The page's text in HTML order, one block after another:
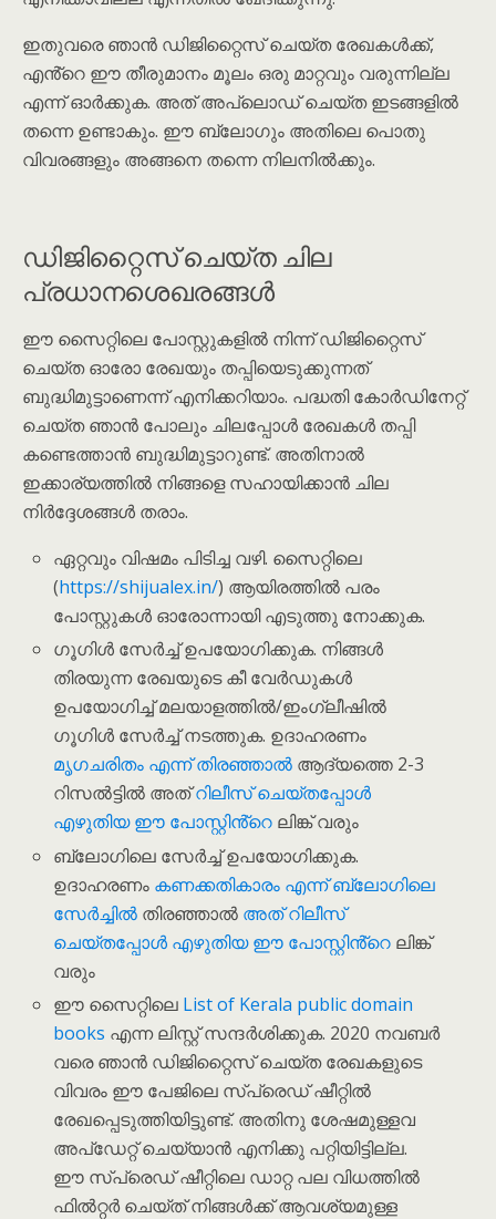
ഇതുവരെ ഞാൻ ഡിജിറ്റൈസ് ചെയ്ത രേഖകൾക്ക്,
എൻ്റെ ഈ തീരുമാനം മൂലം ഒരു മാറ്റവും വരുന്നില്ല
എന്ന് ഓർക്കുക. അത് അപ്‌ലൊഡ് ചെയ്ത ഇടങ്ങളിൽ
തന്നെ ഉണ്ടാകും. ഈ ബ്ലോഗും അതിലെ പൊതു
വിവരങ്ങളും അങ്ങനെ തന്നെ നിലനിൽക്കും.
ഡിജിറ്റൈസ് ചെയ്ത ചില
പ്രധാനശെഖരങ്ങൾ
ഈ സൈറ്റിലെ പോസ്റ്റുകളിൽ നിന്ന് ഡിജിറ്റൈസ്
ചെയ്ത ഓരോ രേഖയും തപ്പിയെടുക്കുന്നത്
ബുദ്ധിമുട്ടാണെന്ന് എനിക്കറിയാം. പദ്ധതി കോർഡിനേറ്റ്
ചെയ്ത ഞാൻ പോലും ചിലപ്പോൾ രേഖകൾ തപ്പി
കണ്ടെത്താൻ ബുദ്ധിമുട്ടാറുണ്ട്. അതിനാൽ
ഇക്കാര്യത്തിൽ നിങ്ങളെ സഹായിക്കാൻ ചില
നിർദ്ദേശങ്ങൾ തരാം.
ഏറ്റവും വിഷമം പിടിച്ച വഴി. സൈറ്റിലെ
(https://shijualex.in/) ആയിരത്തിൽ പരം
പോസ്റ്റുകൾ ഓരോന്നായി എടുത്തു നോക്കുക.
ഗൂഗിൾ സേർച്ച് ഉപയോഗിക്കുക. നിങ്ങൾ
തിരയുന്ന രേഖയുടെ കീ വേർഡുകൾ
ഉപയോഗിച്ച് മലയാളത്തിൽ/ഇംഗ്ലീഷിൽ
ഗൂഗിൾ സേർച്ച് നടത്തുക. ഉദാഹരണം
മൃഗചരിതം എന്ന് തിരഞ്ഞാൽ ആദ്യത്തെ 2-3
റിസൽട്ടിൽ അത്റിലീസ് ചെയ്തപ്പോൾ
എഴുതിയ ഈ പോസ്റ്റിൻ്റെ ലിങ്ക് വരും
ബ്ലോഗിലെ സേർച്ച് ഉപയോഗിക്കുക.
ഉദാഹരണം കണക്കതികാരം എന്ന് ബ്ലോഗിലെ
സേർച്ചിൽ തിരഞ്ഞാൽ അത് റിലീസ്
ചെയ്തപ്പോൾ എഴുതിയ ഈ പോസ്റ്റിൻ്റെ ലിങ്ക്
വരും
ഈ സൈറ്റിലെ List of Kerala public domain
books എന്ന ലിസ്റ്റ് സന്ദർശിക്കുക. 2020 നവബർ
വരെ ഞാൻ ഡിജിറ്റൈസ് ചെയ്ത രേഖകളുടെ
വിവരം ഈ പേജിലെ സ്പ്രെഡ് ഷീറ്റിൽ
രേഖപ്പെടുത്തിയിട്ടുണ്ട്. അതിനു ശേഷമുള്ളവ
അപ്‌ഡേറ്റ് ചെയ്യാൻ എനിക്കു പറ്റിയിട്ടില്ല.
ഈ സ്പ്രെഡ് ഷീറ്റിലെ ഡാറ്റ പല വിധത്തിൽ
ഫിൽറ്റർ ചെയ്ത് നിങ്ങൾക്ക് ആവശ്യമുള്ള